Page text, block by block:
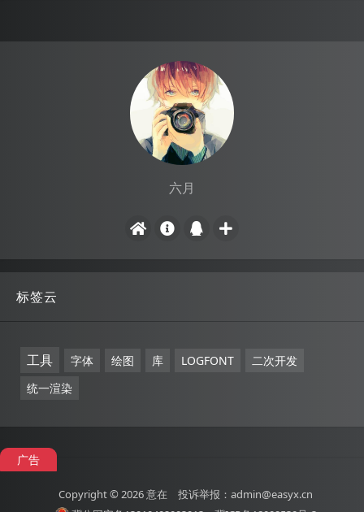
六月
标签云
工具 字体 绘图 库 LOGFONT
二次开发
统一渲染
广告
Copyright © 2026意在 投诉举报：admin@easyx.cn